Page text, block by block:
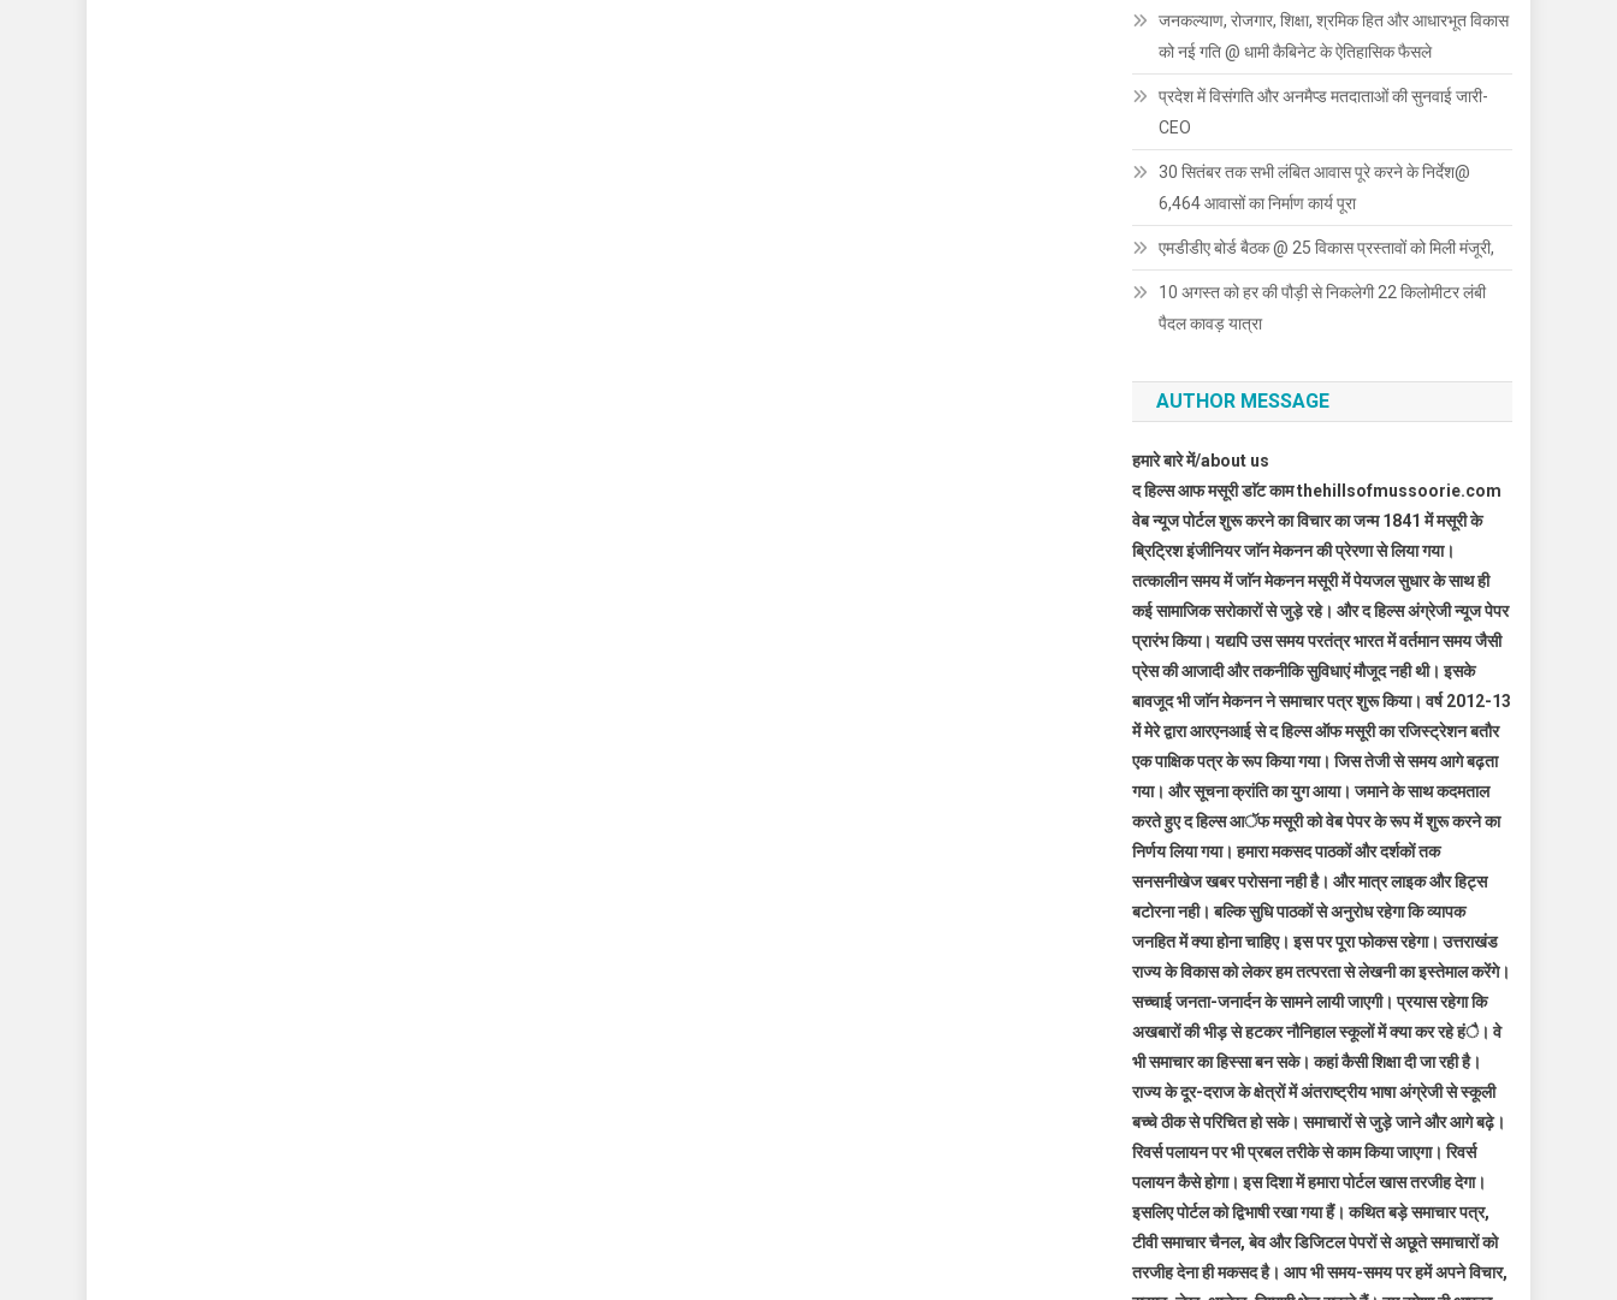
जनकल्याण, रोजगार, शिक्षा, श्रमिक हित और आधारभूत विकास
को नई गति @ धामी कैबिनेट के ऐतिहासिक फैसले
प्रदेश में विसंगति और अनमैप्ड मतदाताओं की सुनवाई जारी-
CEO
30 सितंबर तक सभी लंबित आवास पूरे करने के निर्देश@
6,464 आवासों का निर्माण कार्य पूरा
एमडीडीए बोर्ड बैठक @ 25 विकास प्रस्तावों को मिली मंजूरी,
10 अगस्त को हर की पौड़ी से निकलेगी 22 किलोमीटर लंबी
पैदल कावड़ यात्रा
AUTHOR MESSAGE
हमारे बारे में/about us
द हिल्स आफ मसूरी डाॅट काम thehillsofmussoorie.com
वेब न्यूज पोर्टल शुरू करने का विचार का जन्म 1841 में मसूरी के
ब्रिट्रिश इंजीनियर जाॅन मेकनन की प्रेरणा से लिया गया।
तत्कालीन समय में जाॅन मेकनन मसूरी में पेयजल सुधार के साथ ही
कई सामाजिक सरोकारों से जुड़े रहे। और द हिल्स अंग्रेजी न्यूज पेपर
प्रारंभ किया। यद्यपि उस समय परतंत्र भारत में वर्तमान समय जैसी
प्रेस की आजादी और तकनीकि सुविधाएं मौजूद नही थी। इसके
बावजूद भी जाॅन मेकनन ने समाचार पत्र शुरू किया। वर्ष 2012-13
में मेरे द्वारा आरएनआई से द हिल्स ऑफ मसूरी का रजिस्ट्रेशन बतौर
एक पाक्षिक पत्र के रूप किया गया। जिस तेजी से समय आगे बढ़ता
गया। और सूचना क्रांति का युग आया। जमाने के साथ कदमताल
करते हुए द हिल्स आॅफ मसूरी को वेब पेपर के रूप में शुरू करने का
निर्णय लिया गया। हमारा मकसद पाठकों और दर्शकों तक
सनसनीखेज खबर परोसना नही है। और मात्र लाइक और हिट्स
बटोरना नही। बल्कि सुधि पाठकों से अनुरोध रहेगा कि व्यापक
जनहित में क्या होना चाहिए। इस पर पूरा फोकस रहेगा। उत्तराखंड
राज्य के विकास को लेकर हम तत्परता से लेखनी का इस्तेमाल करेंगे।
सच्चाई जनता-जनार्दन के सामने लायी जाएगी। प्रयास रहेगा कि
अखबारों की भीड़ से हटकर नौनिहाल स्कूलों में क्या कर रहे हंै। वे
भी समाचार का हिस्सा बन सके। कहां कैसी शिक्षा दी जा रही है।
राज्य के दूर-दराज के क्षेत्रों में अंतराष्ट्रीय भाषा अंग्रेजी से स्कूली
बच्चे ठीक से परिचित हो सके। समाचारों से जुड़े जाने और आगे बढ़े।
रिवर्स पलायन पर भी प्रबल तरीके से काम किया जाएगा। रिवर्स
पलायन कैसे होगा। इस दिशा में हमारा पोर्टल खास तरजीह देगा।
इसलिए पोर्टल को द्विभाषी रखा गया हैं। कथित बड़े समाचार पत्र,
टीवी समाचार चैनल, बेव और डिजिटल पेपरों से अछूते समाचारों को
तरजीह देना ही मकसद है। आप भी समय-समय पर हमें अपने विचार,